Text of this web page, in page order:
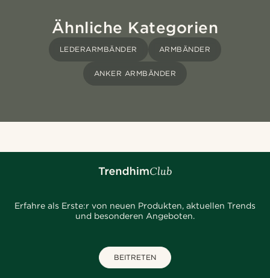
Ähnliche Kategorien
LEDERARMBÄNDER ARMBÄNDER
ANKER ARMBÄNDER
Erfahre als Erste:r von neuen Produkten, aktuellen Trends
und besonderen Angeboten.
BEITRETEN